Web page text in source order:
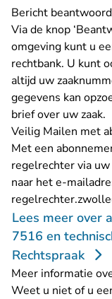
Bericht
Via de knop
omgeving kunt u
rechtbank. U kunt
altijd uw
gegevens kan
brief over uw zaak.
Veilig Mailen met
Met een
regelrechter via
naar het e-
Lees meer over
7516 en
Rechtspraak
Meer informatie
Weet u niet of u